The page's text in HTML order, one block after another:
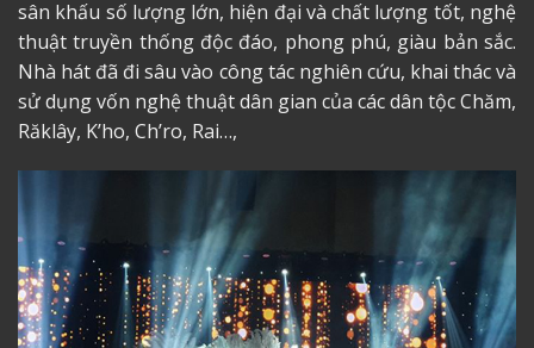
sân khấu số lượng lớn, hiện đại và chất lượng tốt, nghệ
thuật truyền thống độc đáo, phong phú, giàu bản sắc.
Nhà hát đã đi sâu vào công tác nghiên cứu, khai thác và
sử dụng vốn nghệ thuật dân gian của các dân tộc Chăm,
Răklây, K’ho, Ch’ro, Rai…,